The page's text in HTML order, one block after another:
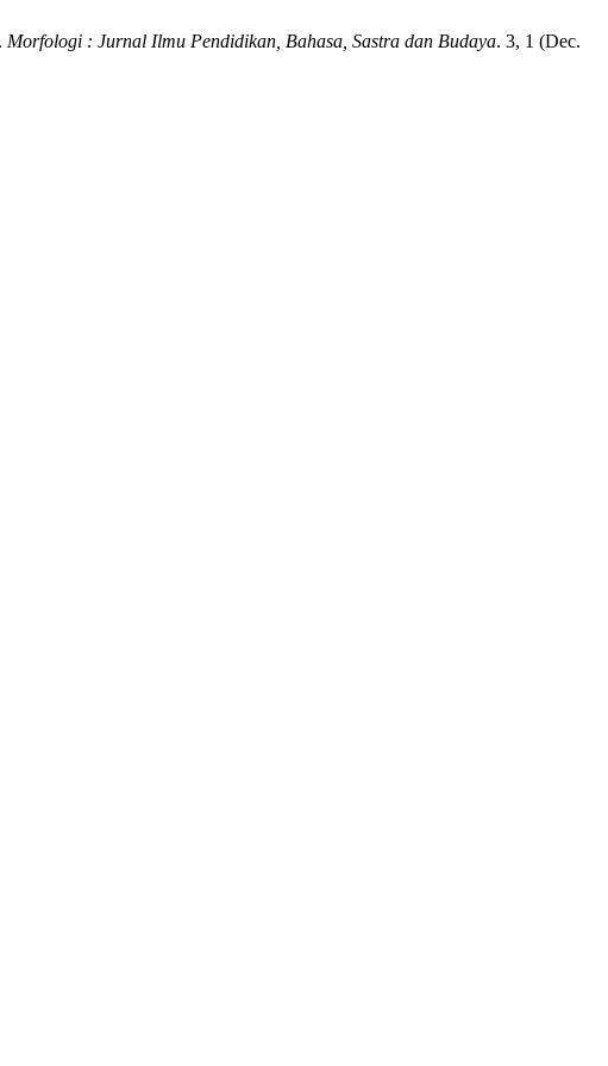
Morfologi : Jurnal Ilmu Pendidikan, Bahasa, Sastra dan Budaya. 3, 1 (Dec.